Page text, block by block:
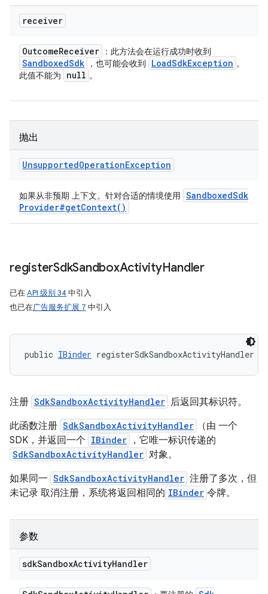
receiver
OutcomeReceiver ：此方法会在运行成功时收到
SandboxedSdk ，也可能会收到 LoadSdkException 。
此值不能为
null 。
抛出
UnsupportedOperationException
如果从非预期 上下文。针对合适的情境使用 SandboxedSdk
Provider#getContext( )
registerSdkSandboxActivityHandler
已在API 级别 34 中引入
也已在广告服务扩展 7 中引入
public IBinder registerSdkSandboxActivityHandler (
注册 SdkSandboxActivityHandler 后返回其标识符。
此函数注册 SdkSandboxActivityHandler
（由 一个
SDK，并返回一个 IBinder ，它唯一标识传递的
SdkSandboxActivityHandler 对象。
如果同一 SdkSandboxActivityHandler 注册了多次，但
未记录 取消注册，系统将返回相同的 IBinder 令牌。
参数
sdkSandboxActivityHandler